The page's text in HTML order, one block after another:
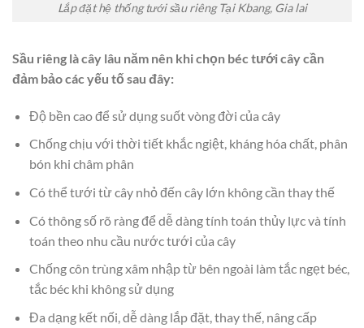
Lắp đặt hệ thống tưới sầu riêng Tại Kbang, Gia lai
Sầu riêng là cây lâu năm nên khi chọn béc tưới cây cần
đảm bảo các yếu tố sau đây:
Độ bền cao để sử dụng suốt vòng đời của cây
Chống chịu với thời tiết khắc ngiệt, kháng hóa chất, phân
bón khi châm phân
Có thể tưới từ cây nhỏ đến cây lớn không cần thay thế
Có thông số rõ ràng để dễ dàng tính toán thủy lực và tính
toán theo nhu cầu nước tưới của cây
Chống côn trùng xâm nhập từ bên ngoài làm tắc ngẹt béc,
tắc béc khi không sử dụng
Đa dạng kết nối, dễ dàng lắp đặt, thay thế, nâng cấp